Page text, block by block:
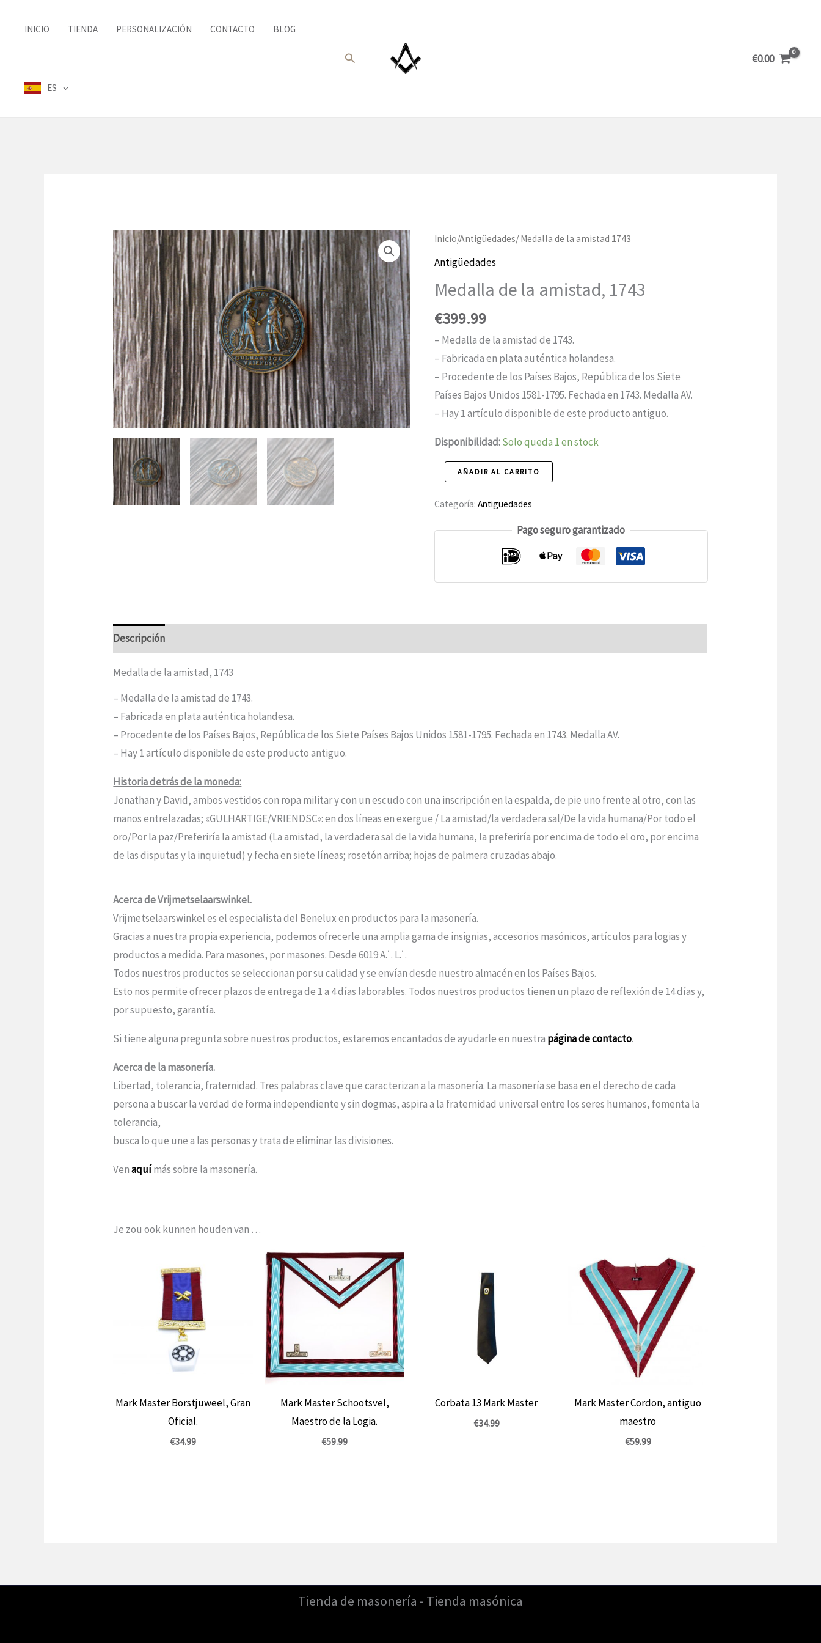
INICIO TIENDA PERSONALIZACIÓN CONTACTO BLOG
ES
Buscar €0.00
Inicio/Antigüedades/ Medalla de la amistad 1743
Antigüedades
Medalla de la amistad, 1743
€399.99
– Medalla de la amistad de 1743.
– Fabricada en plata auténtica holandesa.
– Procedente de los Países Bajos, República de los Siete
Países Bajos Unidos 1581-1795. Fechada en 1743. Medalla AV.
– Hay 1 artículo disponible de este producto antiguo.
Disponibilidad:Solo queda 1 en stock
Medalla
de
la
AÑADIR AL CARRITO
Categoría: Antigüedades
Pago seguro garantizado
Descripción
Medalla de la amistad, 1743
– Medalla de la amistad de 1743.
– Fabricada en plata auténtica holandesa.
– Procedente de los Países Bajos, República de los Siete Países Bajos Unidos 1581-1795. Fechada en 1743. Medalla AV.
– Hay 1 artículo disponible de este producto antiguo.
Historia detrás de la moneda:
Jonathan y David, ambos vestidos con ropa militar y con un escudo con una inscripción en la espalda, de pie uno frente al otro, con las
manos entrelazadas; «GULHARTIGE/VRIENDSC»: en dos líneas en exergue / La amistad/la verdadera sal/De la vida humana/Por todo el
oro/Por la paz/Preferiría la amistad (La amistad, la verdadera sal de la vida humana, la preferiría por encima de todo el oro, por encima
de las disputas y la inquietud) y fecha en siete líneas; rosetón arriba; hojas de palmera cruzadas abajo.
Acerca de Vrijmetselaarswinkel.
Vrijmetselaarswinkel es el especialista del Benelux en productos para la masonería.
Gracias a nuestra propia experiencia, podemos ofrecerle una amplia gama de insignias, accesorios masónicos, artículos para logias y
productos a medida. Para masones, por masones. Desde 6019 A.˙. L.˙.
Todos nuestros productos se seleccionan por su calidad y se envían desde nuestro almacén en los Países Bajos.
Esto nos permite ofrecer plazos de entrega de 1 a 4 días laborables. Todos nuestros productos tienen un plazo de reflexión de 14 días y,
por supuesto, garantía.
Si tiene alguna pregunta sobre nuestros productos, estaremos encantados de ayudarle en nuestra página de contacto.
Acerca de la masonería.
Libertad, tolerancia, fraternidad. Tres palabras clave que caracterizan a la masonería. La masonería se basa en el derecho de cada
persona a buscar la verdad de forma independiente y sin dogmas, aspira a la fraternidad universal entre los seres humanos, fomenta la
tolerancia,
busca lo que une a las personas y trata de eliminar las divisiones.
Venaquímás sobre la masonería.
Je zou ook kunnen houden van …
Mark Master Borstjuweel, Gran
Oficial.
€34.99
Mark Master Schootsvel,
Maestro de la Logia.
€59.99
Corbata 13 Mark Master
€34.99
Mark Master Cordon, antiguo
maestro
€59.99
Tienda de masonería - Tienda masónica